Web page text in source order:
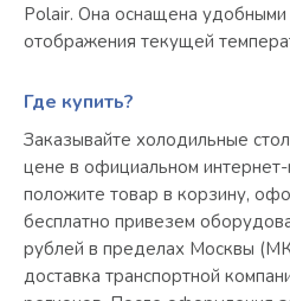
Polair. Она оснащена
отображения текущей
Где купить?
Заказывайте холодильные
цене в официальном
положите товар в корзину,
бесплатно привезем
рублей в пределах Москвы
доставка транспортной